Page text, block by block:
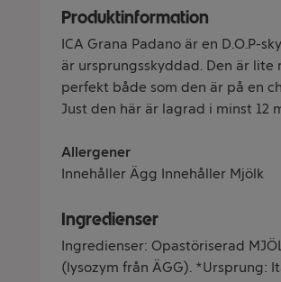
Produktinformation
ICA Grana Padano är en D.O.P-
är ursprungsskyddad. Den är lite
perfekt både som den är på en
Just den här är lagrad i minst 12
Allergener
Innehåller Ägg Innehåller Mjölk
Ingredienser
Ingredienser: Opastöriserad
(lysozym från ÄGG). *Ursprung: